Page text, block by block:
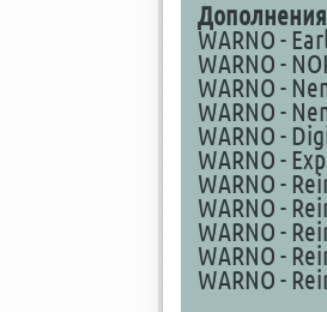
WARNO -
WARNO -
WARNO -
WARNO -
WARNO -
WARNO -
WARNO -
WARNO -
WARNO -
WARNO -
WARNO -